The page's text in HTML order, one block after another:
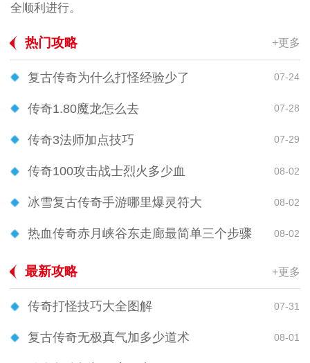
全顺利进行。
热门攻略 +更多
复古传奇为什么打怪经验少了 07-24
传奇1.80魔龙怎么去 07-28
传奇3法师加点技巧 07-29
传奇100攻击战士烈火多少血 08-02
冰雪复古传奇手游哪里爆灵符大 08-02
热血传奇赤月峡谷东走廊最简单三个步骤 08-02
最新攻略 +更多
传奇打怪技巧大全图解 07-31
复古传奇无极真气加多少道术 08-01